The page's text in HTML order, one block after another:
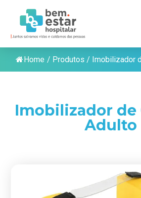
Home / Produtos / Imobilizador
Imobilizador de
Adulto